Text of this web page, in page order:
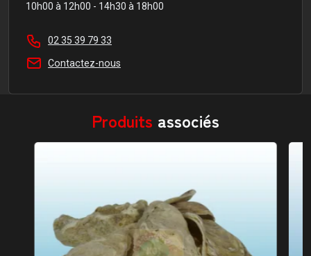
10h00 à 12h00 - 14h30 à 18h00
02 35 39 79 33
Contactez-nous
Produits associés